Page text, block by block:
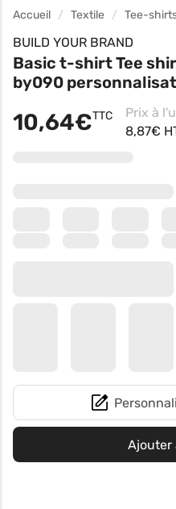
Accueil Textile Tee-
BUILD YOUR BRAND
Basic t-shirt Tee
by090
10,64€TTC
8,87€
Ajouter